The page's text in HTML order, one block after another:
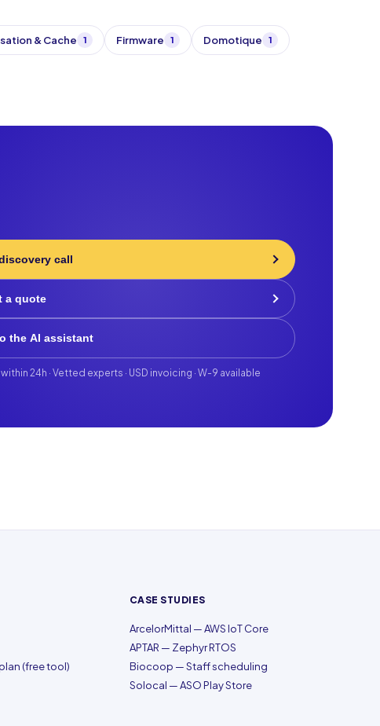
& Cache 1 Firmware 1 Domotique 1
call
a quote
the AI assistant
within 24h · Vetted experts · USD invoicing · W-9 available
(free tool)
CASE STUDIES
ArcelorMittal — AWS IoT Core
APTAR — Zephyr RTOS
Biocoop — Staff scheduling
Solocal — ASO Play Store